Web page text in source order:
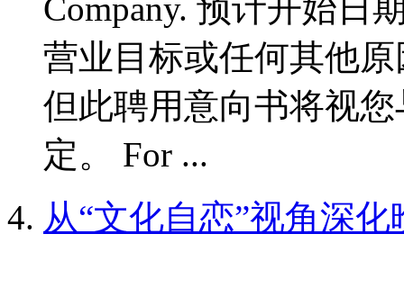
Company. 预计开始日
营业目标或任何其他
但此聘用意向书将视
定。 For ...
从“文化自恋”视角深